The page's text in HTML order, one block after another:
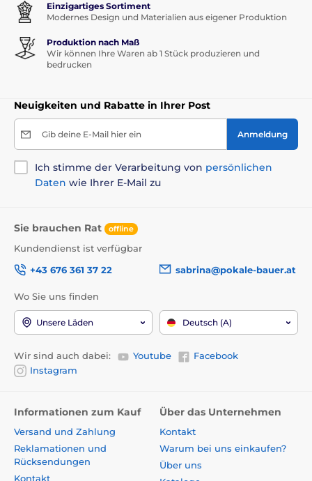
Einzigartiges Sortiment
Modernes Design und Materialien aus eigener Produktion
Produktion nach Maß
Wir können Ihre Waren ab 1 Stück produzieren und
bedrucken
Neuigkeiten und Rabatte in Ihrer Post
Gib deine E-Mail hier ein Anmeldung
Ich stimme der Verarbeitung von persönlichen
Daten wie Ihrer E-Mail zu
Sie brauchen Rat offline
Kundendienst ist verfügbar
+43 676 361 37 22
sabrina@pokale-bauer.at
Wo Sie uns finden
Unsere Läden Deutsch (A)
Wir sind auch dabei: Youtube
Facebook
Instagram
Informationen zum Kauf
Versand und Zahlung
Reklamationen und
Rücksendungen
Kontakt
Über das Unternehmen
Kontakt
Warum bei uns einkaufen?
Über uns